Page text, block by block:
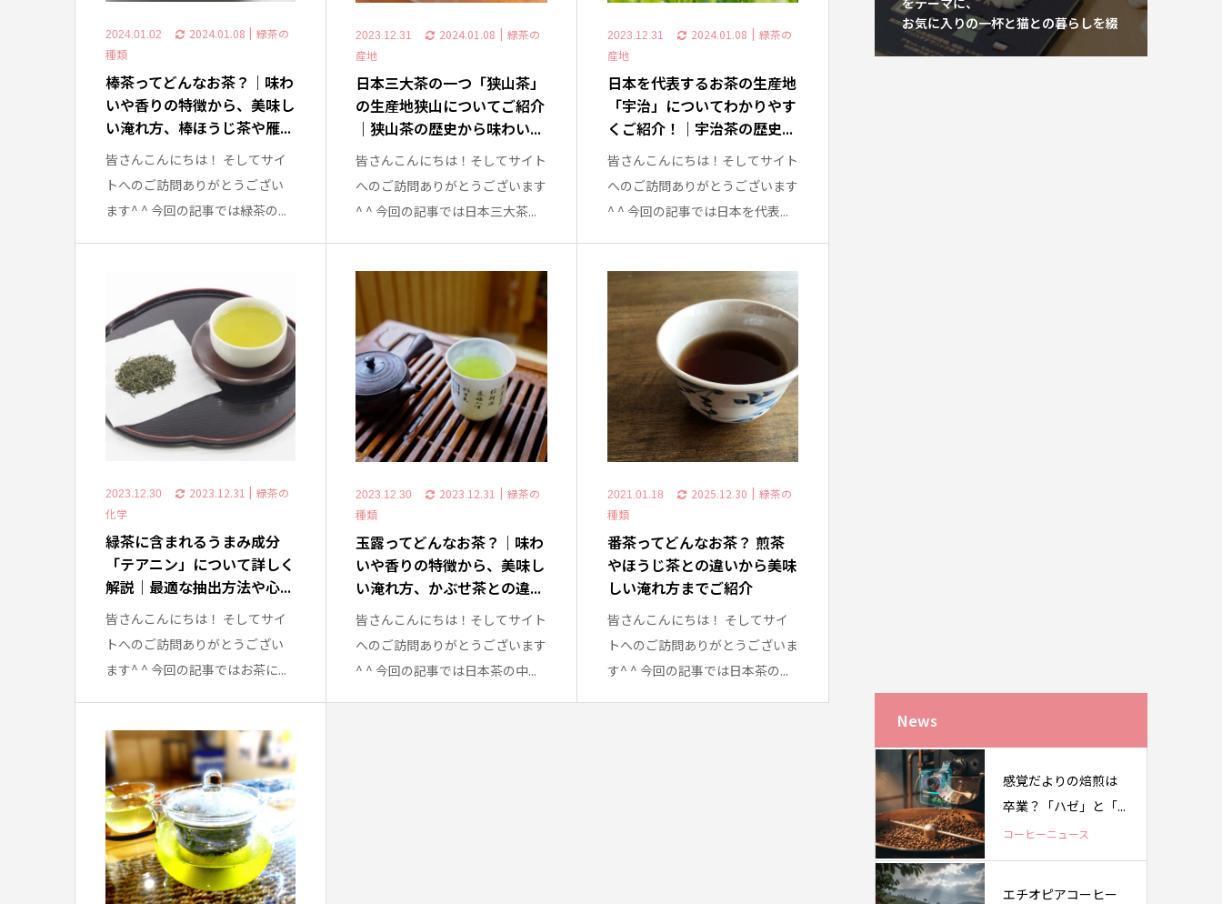
2024.01.02 2024.01.08
緑茶の
種類
棒茶ってどんなお茶？｜味わ
いや香りの特徴から、美味し
い淹れ方、棒ほうじ茶や雁...
皆さんこんにちは！ そしてサイ
トへのご訪問ありがとうござい
ます^ ^ 今回の記事では緑茶の...
2023.12.31 2024.01.08
緑茶の
産地
日本三大茶の一つ「狭山茶」
の生産地狭山についてご紹介
｜狭山茶の歴史から味わい...
皆さんこんにちは！そしてサイト
へのご訪問ありがとうございます
^ ^ 今回の記事では日本三大茶...
2023.12.31 2024.01.08
緑茶の
産地
日本を代表するお茶の生産地
「宇治」についてわかりやす
くご紹介！｜宇治茶の歴史...
皆さんこんにちは！そしてサイト
へのご訪問ありがとうございます
^ ^ 今回の記事では日本を代表...
2023.12.30 2023.12.31
緑茶の
化学
緑茶に含まれるうまみ成分
「テアニン」について詳しく
解説｜最適な抽出方法や心...
皆さんこんにちは！ そしてサイ
トへのご訪問ありがとうござい
ます^ ^ 今回の記事ではお茶に...
2023.12.30 2023.12.31
緑茶の
種類
玉露ってどんなお茶？｜味わ
いや香りの特徴から、美味し
い淹れ方、かぶせ茶との違...
皆さんこんにちは！そしてサイト
へのご訪問ありがとうございます
^ ^ 今回の記事では日本茶の中...
2021.01.18 2025.12.30
緑茶の
種類
番茶ってどんなお茶？ 煎茶
やほうじ茶との違いから美味
しい淹れ方までご紹介
皆さんこんにちは！ そしてサイ
トへのご訪問ありがとうございま
す^ ^ 今回の記事では日本茶の...
お気に入りの一杯と猫との暮らしを綴
っています。
等身大の視点で、心地よい生活のヒン
News
感覚だよりの焙煎は
卒業？「ハゼ」と「...
コーヒーニュース
エチオピアコーヒー